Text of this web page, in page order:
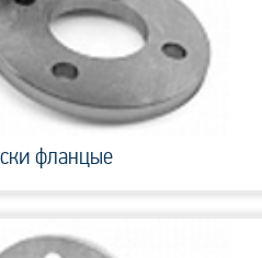
фланцые